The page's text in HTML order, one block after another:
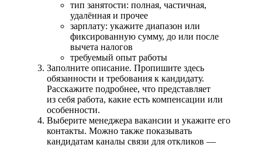
тип занятости: полная, частичная,
удалённая и прочее
зарплату: укажите диапазон или
фиксированную сумму, до или после
вычета налогов
требуемый опыт работы
Заполните описание. Пропишите здесь
обязанности и требования к кандидату.
Расскажите подробнее, что представляет
из себя работа, какие есть компенсации или
особенности.
Выберите менеджера вакансии и укажите его
контакты. Можно также показывать
кандидатам каналы связи для откликов —